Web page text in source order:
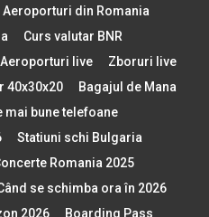
Aeroporturi din Romania
Curs valutar BNR
Aeroporturi live
Zboruri live
40x30x20
Bagajul de Mana
mai bune telefoane
Statiuni schi Bulgaria
Romania 2025
se schimba ora în 2026
2026
Boarding Pass